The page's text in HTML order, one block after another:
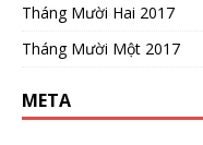
Tháng Mười Hai 2017
Tháng Mười Một 2017
META